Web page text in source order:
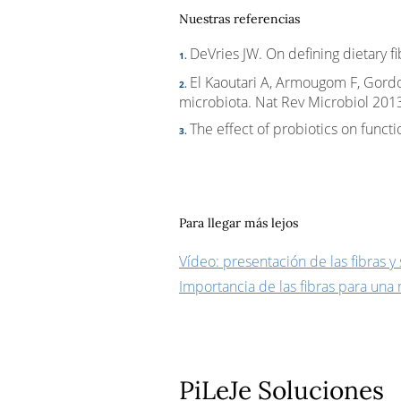
Nuestras referencias
DeVries JW. On defining dietary
El Kaoutari A, Armougom F,
microbiota. Nat Rev Microbiol
The effect of probiotics on
Para llegar más lejos
Vídeo: presentación de las fibras
Importancia de las fibras para una
PiLeJe Soluciones